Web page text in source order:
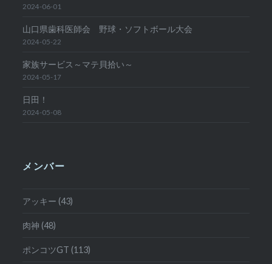
2024-06-01
山口県歯科医師会 野球・ソフトボール大会
2024-05-22
家族サービス～マテ貝拾い～
2024-05-17
日田！
2024-05-08
メンバー
アッキー (43)
肉神 (48)
ポンコツGT (113)